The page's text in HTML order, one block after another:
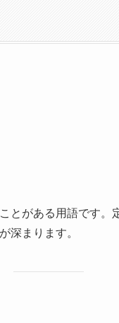
とがある用語です。
深まります。